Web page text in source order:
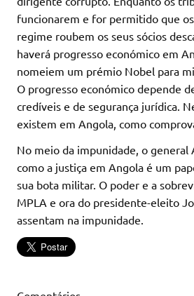
funcionarem e for permitido que
regime roubem os seus sócios
haverá progresso económico em
nomeiem um prémio Nobel para
O progresso económico depende
credíveis e de segurança jurídica.
existem em Angola, como
No meio da impunidade, o general
como a justiça em Angola é um
sua bota militar. O poder e a
MPLA e ora do presidente-eleito
assentam na impunidade.